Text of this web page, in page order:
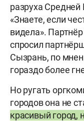
разруха Средней
«Знаете, если
видела».
спросил
Сызрань, по
гораздо более
Но ругать
городов она не
красивый город,